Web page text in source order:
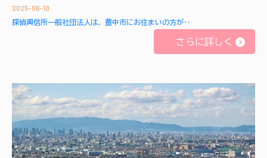
2025-06-10
探偵興信所一般社団法人は、豊中市にお住まいの方が‥
さらに詳しく